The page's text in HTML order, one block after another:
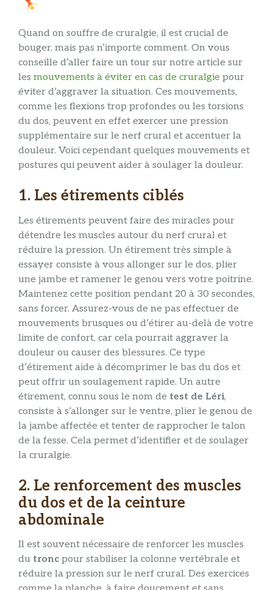
Quand on souffre de cruralgie, il est crucial de
bouger, mais pas n’importe comment. On vous
conseille d’aller faire un tour sur notre article sur
les mouvements à éviter en cas de cruralgie pour
éviter d’aggraver la situation. Ces mouvements,
comme les flexions trop profondes ou les torsions
du dos, peuvent en effet exercer une pression
supplémentaire sur le nerf crural et accentuer la
douleur. Voici cependant quelques mouvements et
postures qui peuvent aider à soulager la douleur.
1. Les étirements ciblés
Les étirements peuvent faire des miracles pour
détendre les muscles autour du nerf crural et
réduire la pression. Un étirement très simple à
essayer consiste à vous allonger sur le dos, plier
une jambe et ramener le genou vers votre poitrine.
Maintenez cette position pendant 20 à 30 secondes,
sans forcer. Assurez-vous de ne pas effectuer de
mouvements brusques ou d’étirer au-delà de votre
limite de confort, car cela pourrait aggraver la
douleur ou causer des blessures. Ce type
d’étirement aide à décomprimer le bas du dos et
peut offrir un soulagement rapide. Un autre
étirement, connu sous le nom de test de Léri,
consiste à s’allonger sur le ventre, plier le genou de
la jambe affectée et tenter de rapprocher le talon
de la fesse. Cela permet d’identifier et de soulager
la cruralgie.
2. Le renforcement des muscles
du dos et de la ceinture
abdominale
Il est souvent nécessaire de renforcer les muscles
du tronc pour stabiliser la colonne vertébrale et
réduire la pression sur le nerf crural. Des exercices